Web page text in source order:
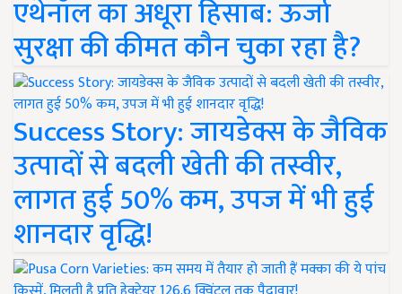
एथेनॉल का अधूरा हिसाब: ऊर्जा
सुरक्षा की कीमत कौन चुका रहा है?
Success Story: जायडेक्स के जैविक
उत्पादों से बदली खेती की तस्वीर,
लागत हुई 50% कम, उपज में भी हुई
शानदार वृद्धि!